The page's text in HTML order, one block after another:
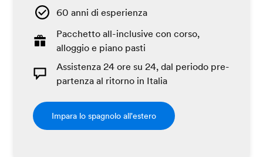
60 anni di esperienza
Pacchetto all-inclusive con corso,
alloggio e piano pasti
Assistenza 24 ore su 24, dal periodo pre-
partenza al ritorno in Italia
Impara lo spagnolo all'estero